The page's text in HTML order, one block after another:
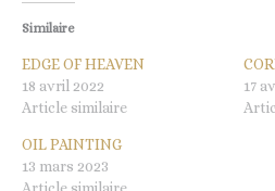
Similaire
EDGE OF HEAVEN
18 avril 2022
Article similaire
17
OIL PAINTING
13 mars 2023